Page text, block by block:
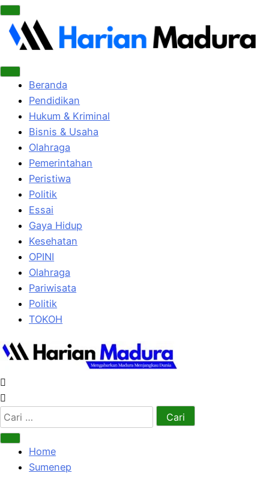
Beranda
Pendidikan
Hukum & Kriminal
Bisnis & Usaha
Olahraga
Pemerintahan
Peristiwa
Politik
Essai
Gaya Hidup
Kesehatan
OPINI
Olahraga
Pariwisata
Politik
TOKOH
Cari
untuk:
Home
Sumenep